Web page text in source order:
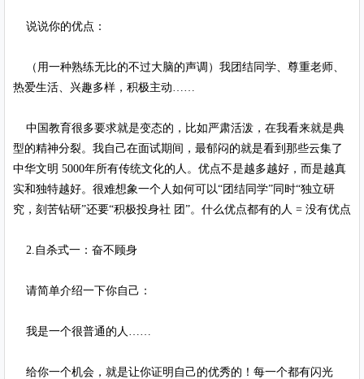
说说你的优点：
（用一种熟练无比的不过大脑的声调）我团结同学、尊重老师、
热爱生活、兴趣多样，积极主动……
中国教育很多要求就是变态的，比如严肃活泼，在我看来就是典
型的精神分裂。我自己在面试期间，最郁闷的就是看到那些云集了
中华文明 5000年所有传统文化的人。优点不是越多越好，而是越真
实和独特越好。很难想象一个人如何可以“团结同学”同时“独立研
究，刻苦钻研”还要“积极投身社 团”。什么优点都有的人 = 没有优点
2.自杀式一：奋不顾身
请简单介绍一下你自己：
我是一个很普通的人……
给你一个机会，就是让你证明自己的优秀的！每一个都有闪光